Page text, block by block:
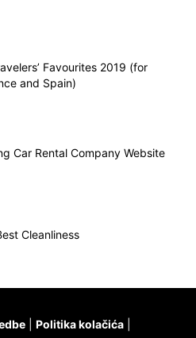
Favourites 2019 (for
and Spain)
Car Rental Company Website
Cleanliness
Politika kolačića